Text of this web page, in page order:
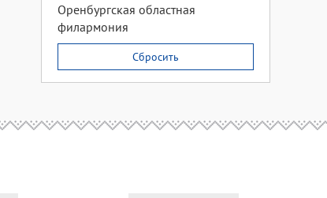
Оренбургская областная
филармония
Сбросить